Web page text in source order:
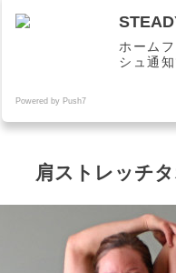
肩ストレッチ
ホーム
シュ通
Powered by Push7